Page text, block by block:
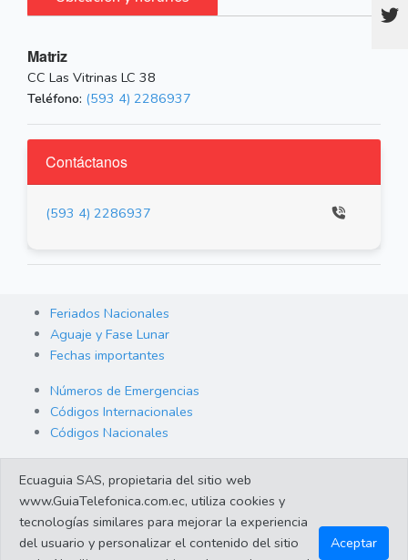
Matriz
CC Las Vitrinas LC 38
Teléfono: (593 4) 2286937
Contáctanos
(593 4) 2286937
Feriados Nacionales
Aguaje y Fase Lunar
Fechas importantes
Números de Emergencias
Códigos Internacionales
Códigos Nacionales
Cambio de Divisas
Enlaces de interes
Ecuaguia SAS, propietaria del sitio web
www.GuiaTelefonica.com.ec, utiliza cookies y
tecnologías similares para mejorar la experiencia
del usuario y personalizar el contenido del sitio
Aceptar